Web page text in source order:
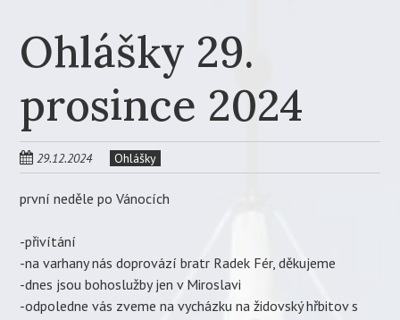
Ohlášky 29.
prosince 2024
29.12.2024 Ohlášky
první neděle po Vánocích
-přivítání
-na varhany nás doprovází bratr Radek Fér, děkujeme
-dnes jsou bohoslužby jen v Miroslavi
-odpoledne vás zveme na vycházku na židovský hřbitov s